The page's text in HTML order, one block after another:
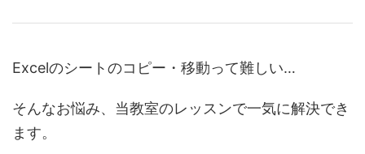
Excelのシートのコピー・移動って難しい…
そんなお悩み、当教室のレッスンで一気に解決でき
ます。